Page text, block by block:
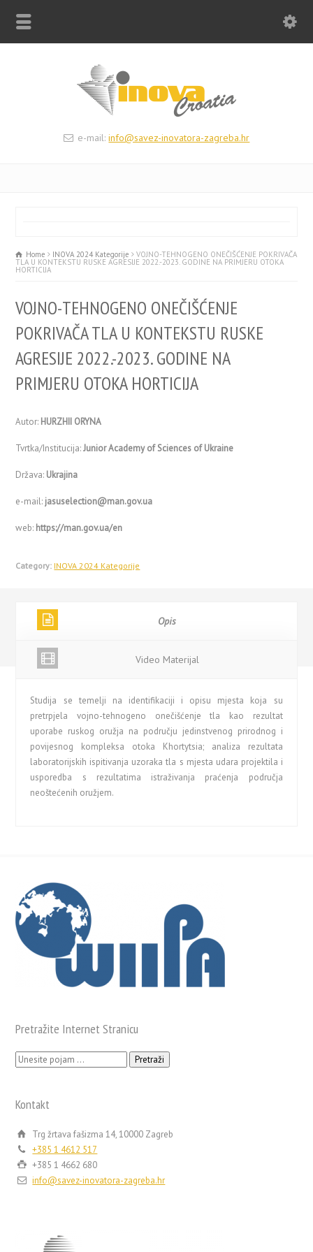
e-mail:info@savez-inovatora-zagreba.hr
Home INOVA 2024 Kategorije VOJNO-TEHNOGENO ONEČIŠĆENJE POKRIVAČA
TLA U KONTEKSTU RUSKE AGRESIJE 2022.-2023. GODINE NA PRIMJERU OTOKA
HORTICIJA
VOJNO-TEHNOGENO ONEČIŠĆENJE
POKRIVAČA TLA U KONTEKSTU RUSKE
AGRESIJE 2022.-2023. GODINE NA
PRIMJERU OTOKA HORTICIJA
Autor: HURZHII ORYNA
Tvrtka/Institucija:Junior Academy of Sciences of Ukraine
Država: Ukrajina
e-mail: jasuselection@man.gov.ua
web: https://man.gov.ua/en
Category: INOVA 2024 Kategorije
Opis
Video Materijal
Studija se temelji na identifikaciji i opisu mjesta koja su
pretrpjela vojno-tehnogeno onečišćenje tla kao rezultat
uporabe ruskog oružja na području jedinstvenog prirodnog i
povijesnog kompleksa otoka Khortytsia; analiza rezultata
laboratorijskih ispitivanja uzoraka tla s mjesta udara projektila i
usporedba s rezultatima istraživanja praćenja područja
neoštećenih oružjem.
Pretražite Internet Stranicu
Pretraži:
Kontakt
Trg žrtava fašizma 14, 10000 Zagreb
+385 1 4612 517
+385 1 4662 680
info@savez-inovatora-zagreba.hr